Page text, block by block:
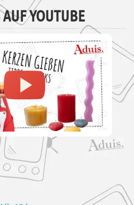
YOUTUBE